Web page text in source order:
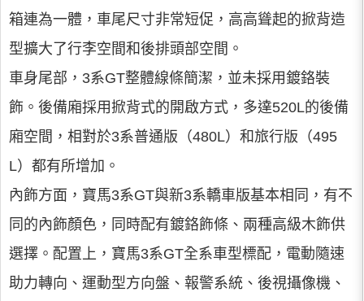
箱連為一體，車尾尺寸非常短促，高高聳起的掀背造
型擴大了行李空間和後排頭部空間。
車身尾部，3系GT整體線條簡潔，並未採用鍍鉻裝
飾。後備廂採用掀背式的開啟方式，多達520L的後備
廂空間，相對於3系普通版（480L）和旅行版（495
L）都有所增加。
內飾方面，寶馬3系GT與新3系轎車版基本相同，有不
同的內飾顏色，同時配有鍍鉻飾條、兩種高級木飾供
選擇。配置上，寶馬3系GT全系車型標配，電動隨速
助力轉向、運動型方向盤、報警系統、後視攝像機、